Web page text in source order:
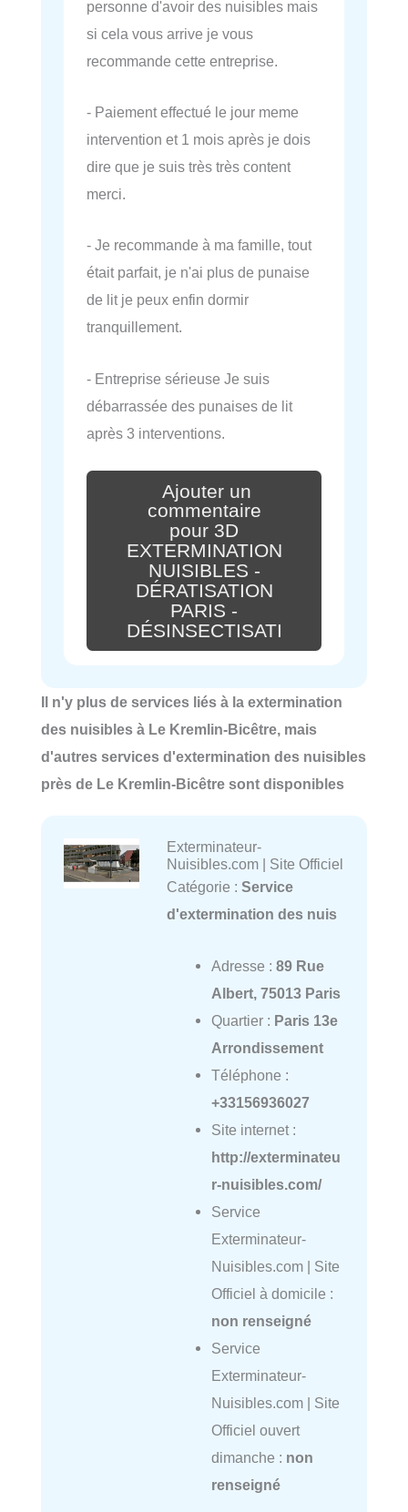
personne d'avoir des nuisibles mais
si cela vous arrive je vous
recommande cette entreprise.
- Paiement effectué le jour meme
intervention et 1 mois après je dois
dire que je suis très très content
merci.
- Je recommande à ma famille, tout
était parfait, je n'ai plus de punaise
de lit je peux enfin dormir
tranquillement.
- Entreprise sérieuse Je suis
débarrassée des punaises de lit
après 3 interventions.
Ajouter un
commentaire
pour 3D
EXTERMINATION
NUISIBLES -
DÉRATISATION
PARIS -
DÉSINSECTISATI
Il n'y plus de services liés à la extermination
des nuisibles à Le Kremlin-Bicêtre, mais
d'autres services d'extermination des nuisibles
près de Le Kremlin-Bicêtre sont disponibles
Exterminateur-
Nuisibles.com | Site Officiel
Catégorie : Service
d'extermination des nuis
Adresse : 89 Rue
Albert, 75013 Paris
Quartier : Paris 13e
Arrondissement
Téléphone :
+33156936027
Site internet :
http://exterminateu
r-nuisibles.com/
Service
Exterminateur-
Nuisibles.com | Site
Officiel à domicile :
non renseigné
Service
Exterminateur-
Nuisibles.com | Site
Officiel ouvert
dimanche : non
renseigné